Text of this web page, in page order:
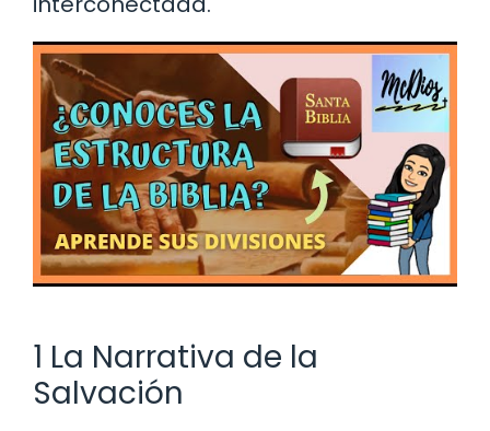
1 La Narrativa de la
Salvación